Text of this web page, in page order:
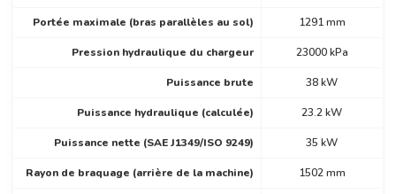
Portée maximale (bras parallèles au sol) 1291 mm
Pression hydraulique du chargeur 23000 kPa
Puissance brute 38 kW
Puissance hydraulique (calculée) 23.2 kW
Puissance nette (SAE J1349/ISO 9249) 35 kW
Rayon de braquage (arrière de la machine) 1502 mm